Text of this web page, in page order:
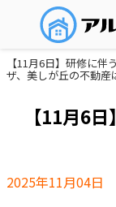
【11月6日】研修に
ザ、美しが丘の不動産
【11月6
2025年11月04日